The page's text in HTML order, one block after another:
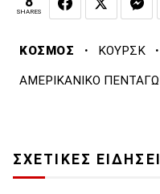
SHARES
ΚΟΣΜΟΣ · ΚΟΥΡΣΚ ·
ΑΜΕΡΙΚΑΝΙΚΟ
ΣΧΕΤΙΚΕΣ